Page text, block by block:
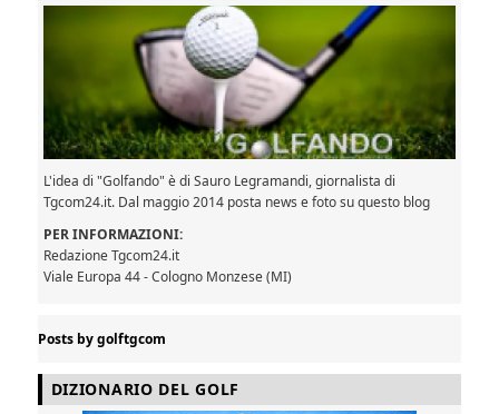
L'idea di "Golfando" è di Sauro Legramandi, giornalista di
Tgcom24.it. Dal maggio 2014 posta news e foto su questo blog
PER INFORMAZIONI:
Redazione Tgcom24.it
Viale Europa 44 - Cologno Monzese (MI)
Posts by golftgcom
DIZIONARIO DEL GOLF